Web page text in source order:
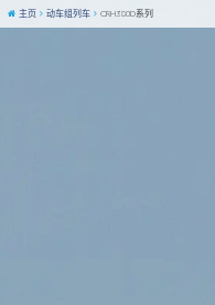
主页 动车组列车 CRH380D系列